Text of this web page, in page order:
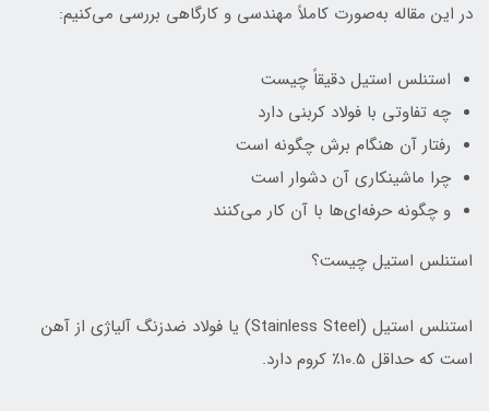
در این مقاله به‌صورت کاملاً مهندسی و کارگاهی بررسی می‌کنیم:
استنلس استیل دقیقاً چیست
چه تفاوتی با فولاد کربنی دارد
رفتار آن هنگام برش چگونه است
چرا ماشینکاری آن دشوار است
و چگونه حرفه‌ای‌ها با آن کار می‌کنند
استنلس استیل چیست؟
استنلس استیل (Stainless Steel) یا فولاد ضدزنگ آلیاژی از آهن
است که حداقل 10.5٪ کروم دارد.